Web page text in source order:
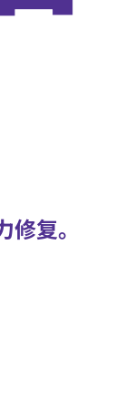
复。